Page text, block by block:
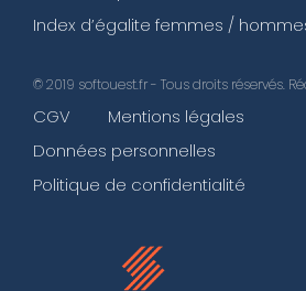
Index d’égalite femmes /
© 2019 softouest.fr - Tous droits réservés.
CGV
Mentions légales
Données personnelles
Politique de confidentialité